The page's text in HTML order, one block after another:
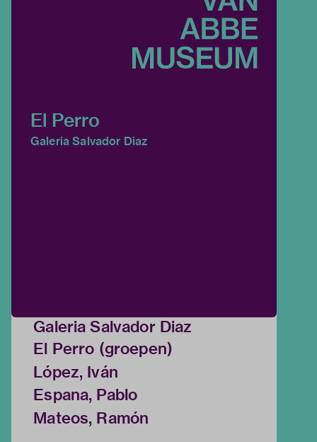
El Perro
Galeria Salvador Diaz
Galeria Salvador Diaz
El Perro (groepen)
López, Iván
Espana, Pablo
Mateos, Ramón